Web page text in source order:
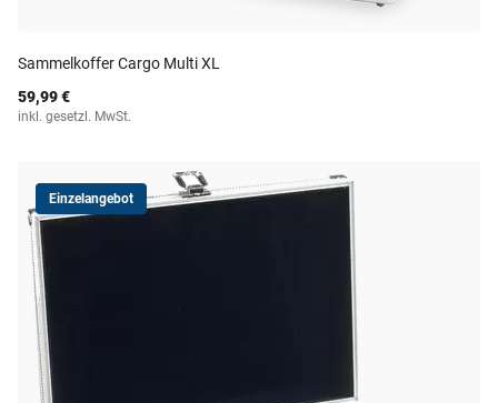
Sammelkoffer Cargo Multi XL
59,99 €
inkl. gesetzl. MwSt.
Einzelangebot